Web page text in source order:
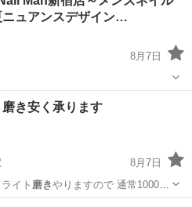
ニュアンスデザイン…
8月7日
イル
き安く承ります
8月7日
イト 磨きやりますので 通常10000